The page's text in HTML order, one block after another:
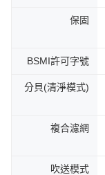
保固
BSMI許可字號
分貝(清淨模式)
複合濾網
吹送模式